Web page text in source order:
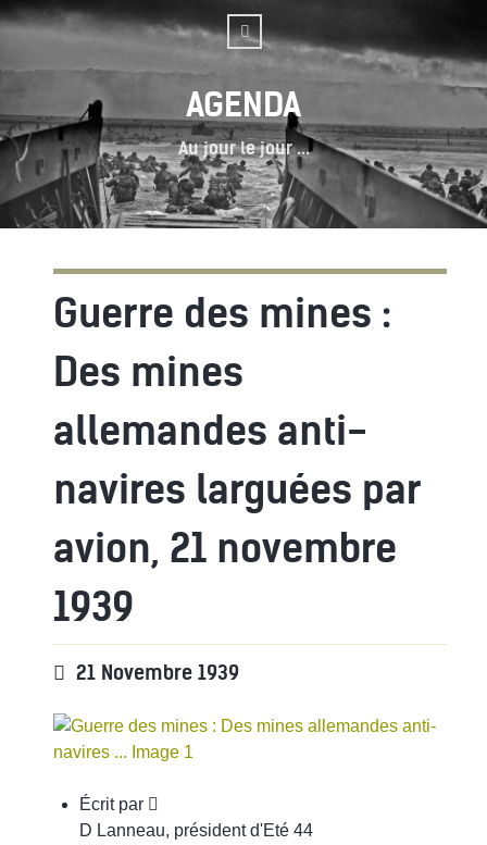
AGENDA
Au jour le jour ...
Guerre des mines :
Des mines
allemandes anti-
navires larguées par
avion, 21 novembre
1939
21 Novembre 1939
Écrit par
D Lanneau, président d'Eté 44